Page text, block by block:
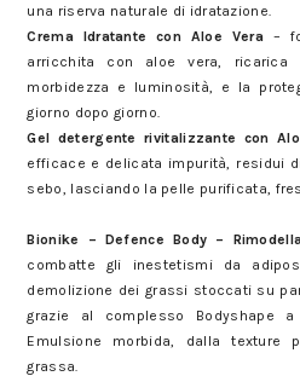
una riserva naturale di idratazione.
Crema Idratante con Aloe Vera–
arricchita con aloe vera, ricarica
morbidezza e luminosità, e la
giorno dopo giorno.
Gel detergente rivitalizzante con
efficace e delicata impurità, residui
sebo, lasciando la pelle purificata,
Bionike – Defence Body –
combatte gli inestetismi da
demolizione dei grassi stoccati su
grazie al complesso Bodyshape
Emulsione morbida, dalla texture
grassa.